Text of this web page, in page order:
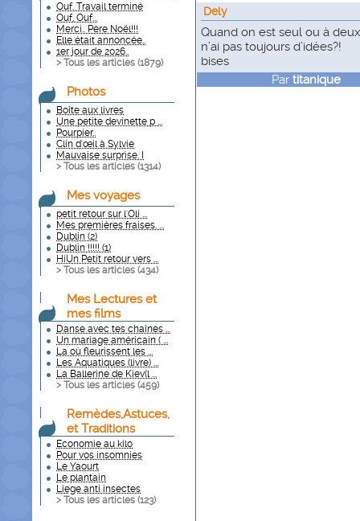
Ouf. Travail terminé
Ouf, Ouf...
Merci.. Père Noël!!!
Elle était annoncée..
1er jour de 2026..
> Tous les articles (1879)
Photos
Boîte aux livres
Une petite devinette p ...
Pourpier..
Clin d'œil à Sylvie
Mauvaise surprise. I
> Tous les articles (1314)
Mes voyages
petit retour sur l'Oli ...
Mes premières fraises. ...
Dublin (2)
Dublin !!!!! (1)
HiUn Petit retour vers ...
> Tous les articles (434)
Mes Lectures et
mes films
Danse avec tes chaînes ...
Un mariage américain ( ...
La où fleurissent les ...
Les Aquatiques (livre) ...
La Ballerine de Kiev(l ...
> Tous les articles (459)
Remèdes,Astuces,
et Traditions
Economie au kilo
Pour vos insomnies
Le Yaourt
Le plantain
Liege anti insectes
> Tous les articles (123)
Dely
Quand on est seul ou à
n’ai pas toujours d’idées?!
bises
Par titanique